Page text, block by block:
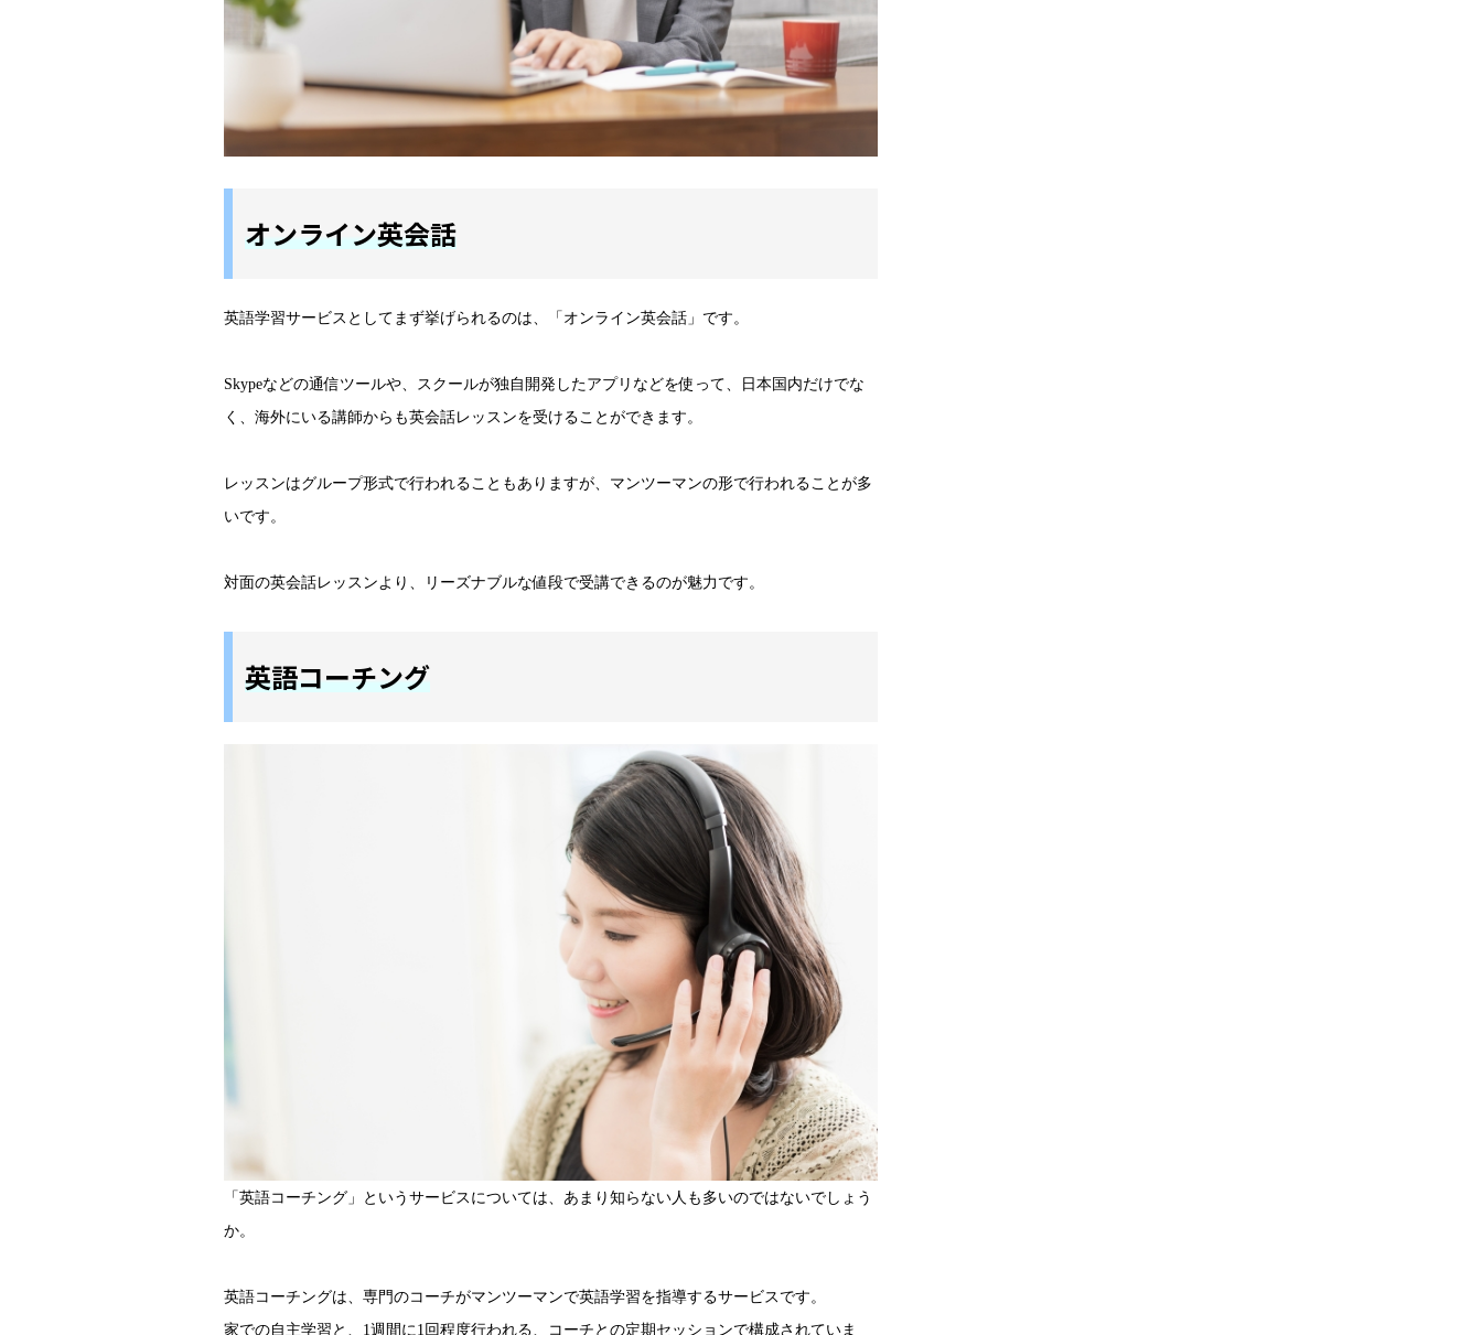
オンライン英会話
英語学習サービスとしてまず挙げられるのは、「オンライン英会話」です。
Skypeなどの通信ツールや、スクールが独自開発したアプリなどを使って、日本国内だけでな
く、海外にいる講師からも英会話レッスンを受けることができます。
レッスンはグループ形式で行われることもありますが、マンツーマンの形で行われることが多
いです。
対面の英会話レッスンより、リーズナブルな値段で受講できるのが魅力です。
英語コーチング
「英語コーチング」というサービスについては、あまり知らない人も多いのではないでしょう
か。
英語コーチングは、専門のコーチがマンツーマンで英語学習を指導するサービスです。
家での自主学習と、1週間に1回程度行われる、コーチとの定期セッションで構成されていま